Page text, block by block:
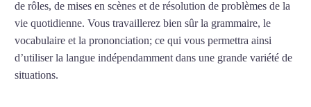
de rôles, de mises en scènes et de résolution de problèmes de la
vie quotidienne. Vous travaillerez bien sûr la grammaire, le
vocabulaire et la prononciation; ce qui vous permettra ainsi
d’utiliser la langue indépendamment dans une grande variété de
situations.